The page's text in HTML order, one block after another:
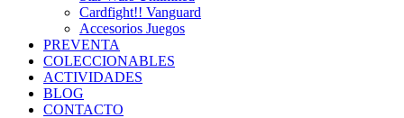
Cardfight!! Vanguard
Accesorios Juegos
PREVENTA
COLECCIONABLES
ACTIVIDADES
BLOG
CONTACTO